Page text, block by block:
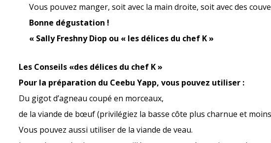
Vous pouvez manger, soit avec la main droite, soit avec des
Bonne dégustation !
« Sally Freshny Diop ou « les délices du chef K »
Les Conseils «des délices du chef K »
Pour la préparation du Ceebu Yapp, vous pouvez utiliser :
Du gigot d’agneau coupé en morceaux,
de la viande de bœuf (privilégiez la basse côte plus charnue et
Vous pouvez aussi utiliser de la viande de veau.